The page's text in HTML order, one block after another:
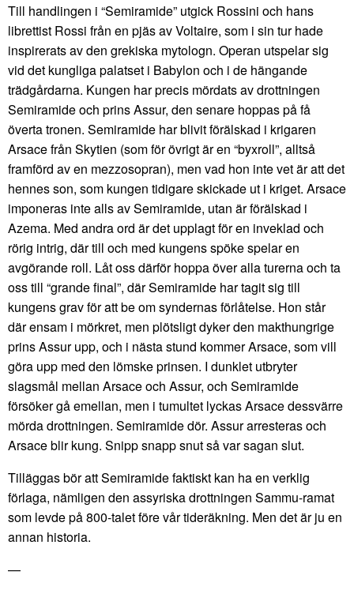
Till handlingen i “Semiramide” utgick Rossini och hans
librettist Rossi från en pjäs av Voltaire, som i sin tur hade
inspirerats av den grekiska mytologn. Operan utspelar sig
vid det kungliga palatset i Babylon och i de hängande
trädgårdarna. Kungen har precis mördats av drottningen
Semiramide och prins Assur, den senare hoppas på få
överta tronen. Semiramide har blivit förälskad i krigaren
Arsace från Skytien (som för övrigt är en “byxroll”, alltså
framförd av en mezzosopran), men vad hon inte vet är att det
hennes son, som kungen tidigare skickade ut i kriget. Arsace
imponeras inte alls av Semiramide, utan är förälskad i
Azema. Med andra ord är det upplagt för en inveklad och
rörig intrig, där till och med kungens spöke spelar en
avgörande roll. Låt oss därför hoppa över alla turerna och ta
oss till “grande final”, där Semiramide har tagit sig till
kungens grav för att be om syndernas förlåtelse. Hon står
där ensam i mörkret, men plötsligt dyker den makthungrige
prins Assur upp, och i nästa stund kommer Arsace, som vill
göra upp med den lömske prinsen. I dunklet utbryter
slagsmål mellan Arsace och Assur, och Semiramide
försöker gå emellan, men i tumultet lyckas Arsace dessvärre
mörda drottningen. Semiramide dör. Assur arresteras och
Arsace blir kung. Snipp snapp snut så var sagan slut.
Tilläggas bör att Semiramide faktiskt kan ha en verklig
förlaga, nämligen den assyriska drottningen Sammu-ramat
som levde på 800-talet före vår tideräkning. Men det är ju en
annan historia.
—